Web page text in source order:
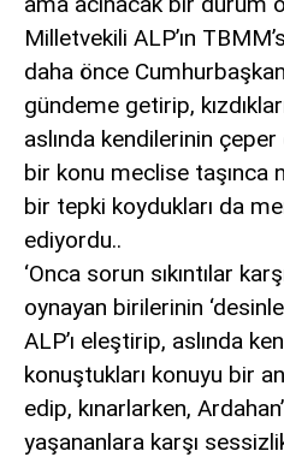
Milletvekili ALP’ın
daha önce
gündeme getirip,
aslında kendilerinin
bir konu meclise taşınca
bir tepki koydukları da
ediyordu..
‘Onca sorun sıkıntılar
oynayan birilerinin
ALP’ı eleştirip, aslında
konuştukları konuyu bir
edip, kınarlarken,
yaşananlara karşı